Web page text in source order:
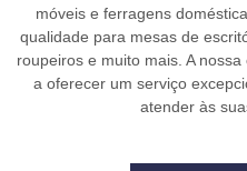
móveis e ferragens
qualidade para mesas de
roupeiros e muito mais. A
a oferecer um serviço
atender às